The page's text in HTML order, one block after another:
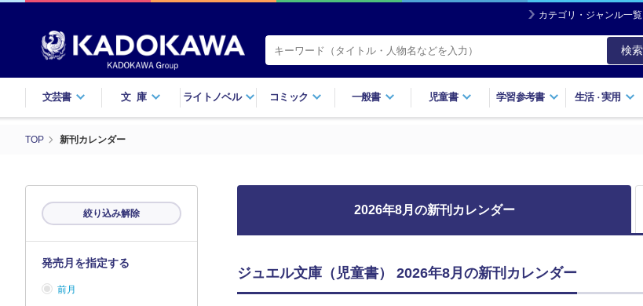
カテゴリ・ジャンル一覧
検索
文芸書 文庫 ライトノベル コミック 一般書 児童書 学習参考書 生活・実用
TOP 新刊カレンダー
2026年8月の新刊カレンダー
ジュエル文庫（児童書） 2026年8月の新刊カレンダー
絞り込み解除
発売月を指定する
前月